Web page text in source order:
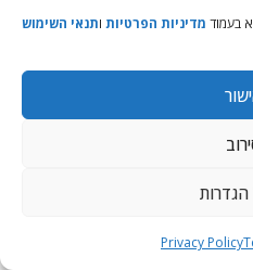
בעמוד מדיניות הפרטיות ותנאי השימוש
הגדרות
Privacy Policy